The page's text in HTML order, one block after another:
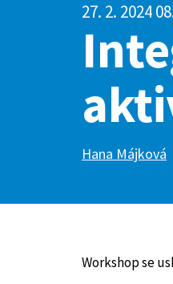
27. 2. 2024
Hana Májková
Workshop se